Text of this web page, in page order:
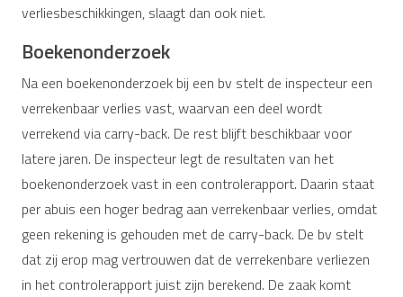
verliesbeschikkingen, slaagt dan ook niet.
Boekenonderzoek
Na een boekenonderzoek bij een bv stelt de inspecteur een
verrekenbaar verlies vast, waarvan een deel wordt
verrekend via carry-back. De rest blijft beschikbaar voor
latere jaren. De inspecteur legt de resultaten van het
boekenonderzoek vast in een controlerapport. Daarin staat
per abuis een hoger bedrag aan verrekenbaar verlies, omdat
geen rekening is gehouden met de carry-back. De bv stelt
dat zij erop mag vertrouwen dat de verrekenbare verliezen
in het controlerapport juist zijn berekend. De zaak komt